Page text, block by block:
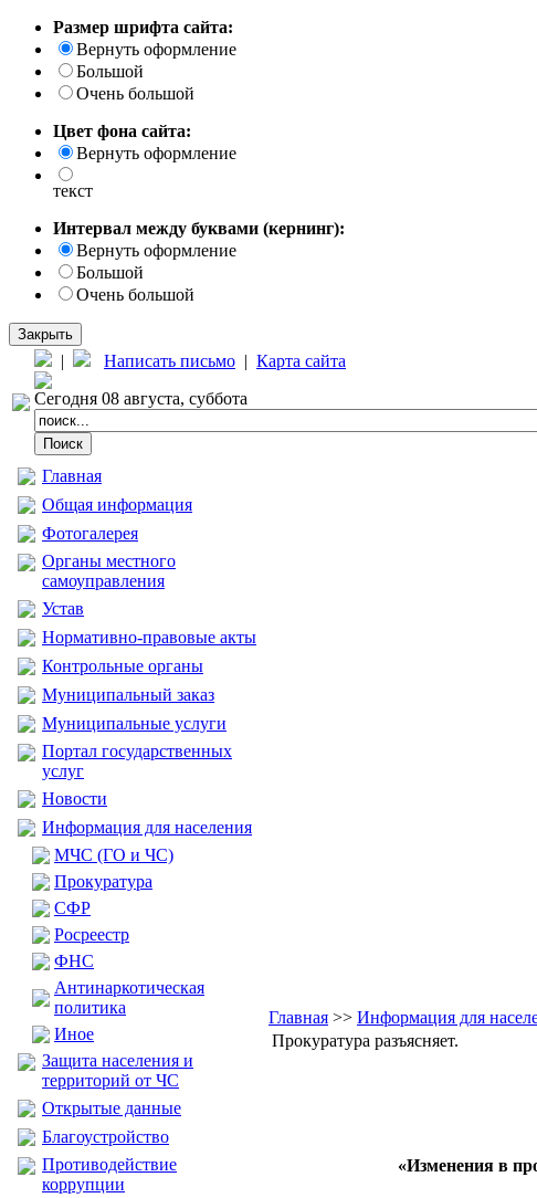
Размер шрифта сайта:
Вернуть оформление
Большой
Очень большой
Цвет фона сайта:
Вернуть оформление
текст
Интервал между буквами (кернинг):
Вернуть оформление
Большой
Очень большой
Закрыть
| Написать письмо | Карта сайта
Сегодня 08 августа, суббота
Главная
Общая информация
Фотогалерея
Органы местного
самоуправления
Устав
Нормативно-правовые акты
Контрольные органы
Муниципальный заказ
Муниципальные услуги
Портал государственных
услуг
Новости
Информация для населения
МЧС (ГО и ЧС)
Прокуратура
CФР
Росреестр
ФНС
Антинаркотическая
политика
Иное
Защита населения и
территорий от ЧС
Открытые данные
Благоустройство
Противодействие
коррупции
Главная >> Информация для
Прокуратура разъясняет.
«Изменения в